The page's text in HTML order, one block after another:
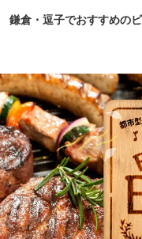
鎌倉・逗子でおすすめの